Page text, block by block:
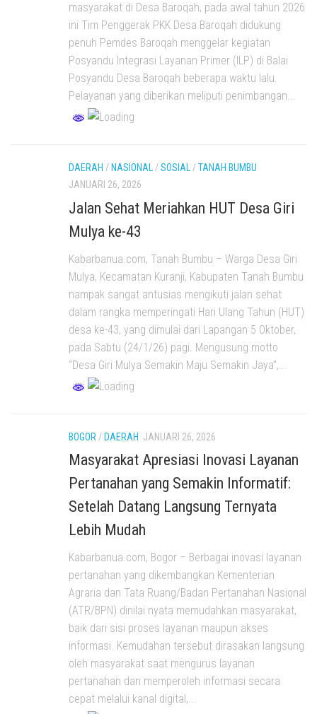
masyarakat di Desa Baroqah, pada awal tahun 2026
ini Tim Penggerak PKK Desa Baroqah didukung
penuh Pemdes Baroqah menggelar kegiatan
Posyandu Integrasi Layanan Primer (ILP) di Balai
Posyandu Desa Baroqah beberapa waktu lalu.
Pelayanan yang diberikan meliputi penimbangan...
DAERAH / NASIONAL/SOSIAL/TANAH BUMBU
JANUARI 26, 2026
Jalan Sehat Meriahkan HUT Desa Giri
Mulya ke-43
Kabarbanua.com, Tanah Bumbu – Warga Desa Giri
Mulya, Kecamatan Kuranji, Kabupaten Tanah Bumbu
nampak sangat antusias mengikuti jalan sehat
dalam rangka memperingati Hari Ulang Tahun (HUT)
desa ke-43, yang dimulai dari Lapangan 5 Oktober,
pada Sabtu (24/1/26) pagi. Mengusung motto
“Desa Giri Mulya Semakin Maju Semakin Jaya”,...
BOGOR / DAERAH JANUARI 26, 2026
Masyarakat Apresiasi Inovasi Layanan
Pertanahan yang Semakin Informatif:
Setelah Datang Langsung Ternyata
Lebih Mudah
Kabarbanua.com, Bogor – Berbagai inovasi layanan
pertanahan yang dikembangkan Kementerian
Agraria dan Tata Ruang/Badan Pertanahan Nasional
(ATR/BPN) dinilai nyata memudahkan masyarakat,
baik dari sisi proses layanan maupun akses
informasi. Kemudahan tersebut dirasakan langsung
oleh masyarakat saat mengurus layanan
pertanahan dan memperoleh informasi secara
cepat melalui kanal digital,...